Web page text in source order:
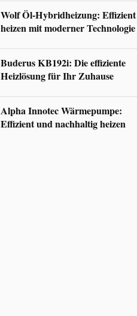
Wolf Öl-Hybridheizung: Effizient
heizen mit moderner Technologie
Buderus KB192i: Die effiziente
Heizlösung für Ihr Zuhause
Alpha Innotec Wärmepumpe:
Effizient und nachhaltig heizen